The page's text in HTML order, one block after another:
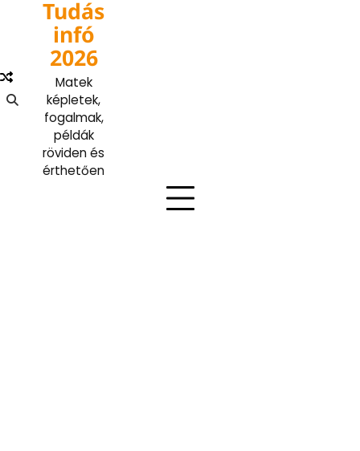
Tudás
infó
2026
Matek
képletek,
fogalmak,
példák
röviden és
érthetően